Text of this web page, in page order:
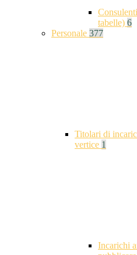
tabelle) 6
Personale 377
Titolari di
vertice 1
Incarichi